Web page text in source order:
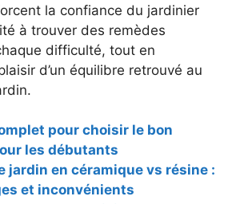
la confiance du jardinier
à trouver des remèdes
difficulté, tout en
d’un équilibre retrouvé au
pour choisir le bon
les débutants
jardin en céramique vs résine :
et inconvénients